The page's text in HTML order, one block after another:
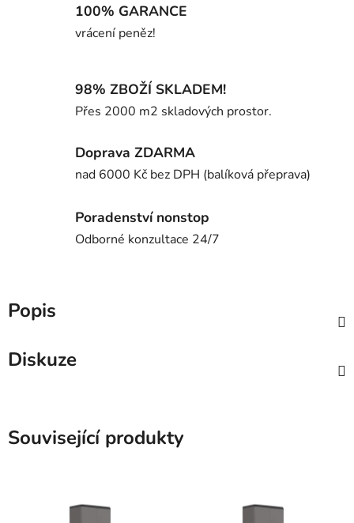
100% GARANCE
vrácení peněz!
98% ZBOŽÍ SKLADEM!
Přes 2000 m2 skladových prostor.
Doprava ZDARMA
nad 6000 Kč bez DPH (balíková přeprava)
Poradenství nonstop
Odborné konzultace 24/7
Popis
Diskuze
Související produkty